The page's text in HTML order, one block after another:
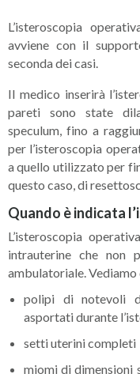
L’isteroscopia
avviene con il
seconda dei casi.
Il medico inserirà
pareti sono state
speculum, fino a
per l’isteroscopia
a quello utilizzato per
questo caso, di
Quando è indicata
L’isteroscopia
intrauterine che non
ambulatoriale. Vediamo
polipi di notevoli
asportati durante
setti uterini completi
miomi di dimensioni